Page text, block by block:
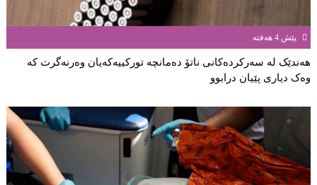
پێش 4 هەفتە
هەندێک لە سەركردەكانی ناتۆ دەمانچە تورکییەکەیان وەرنەگرت کە
وەک دیارى پێیان درابوو